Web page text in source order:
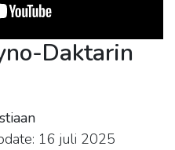
Daktarin
16 juli 2025